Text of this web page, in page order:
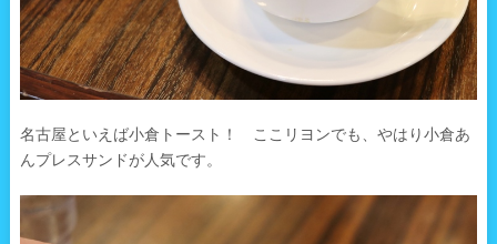
名古屋といえば小倉トースト！ ここリヨンでも、やはり小倉あ
んプレスサンドが人気です。